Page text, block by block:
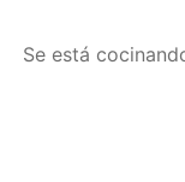
Se está